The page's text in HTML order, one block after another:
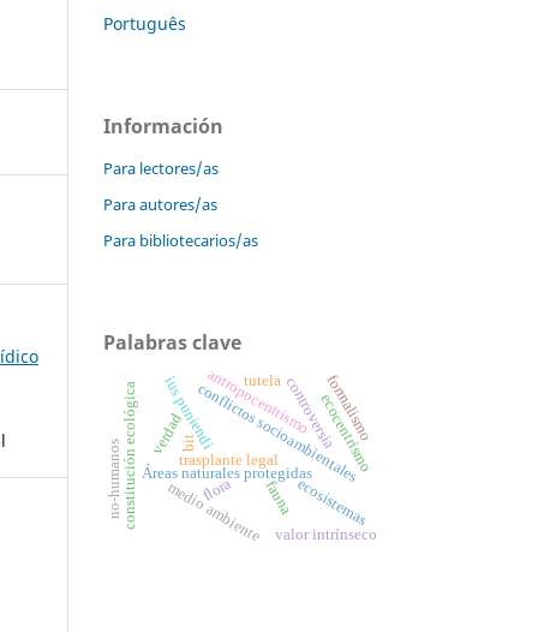
Português
Información
Para lectores/as
Para autores/as
Para bibliotecarios/as
Palabras clave
trasplante legal
Áreas naturales protegidas
conflictos socioambientales
ecocentrismo
flora fauna
medio ambiente ecosistemas
ius puniendi
constitución ecológica
no-humanos
valor intrínseco
antropocentrismo
bit controversia
tutela formalismo
verdad